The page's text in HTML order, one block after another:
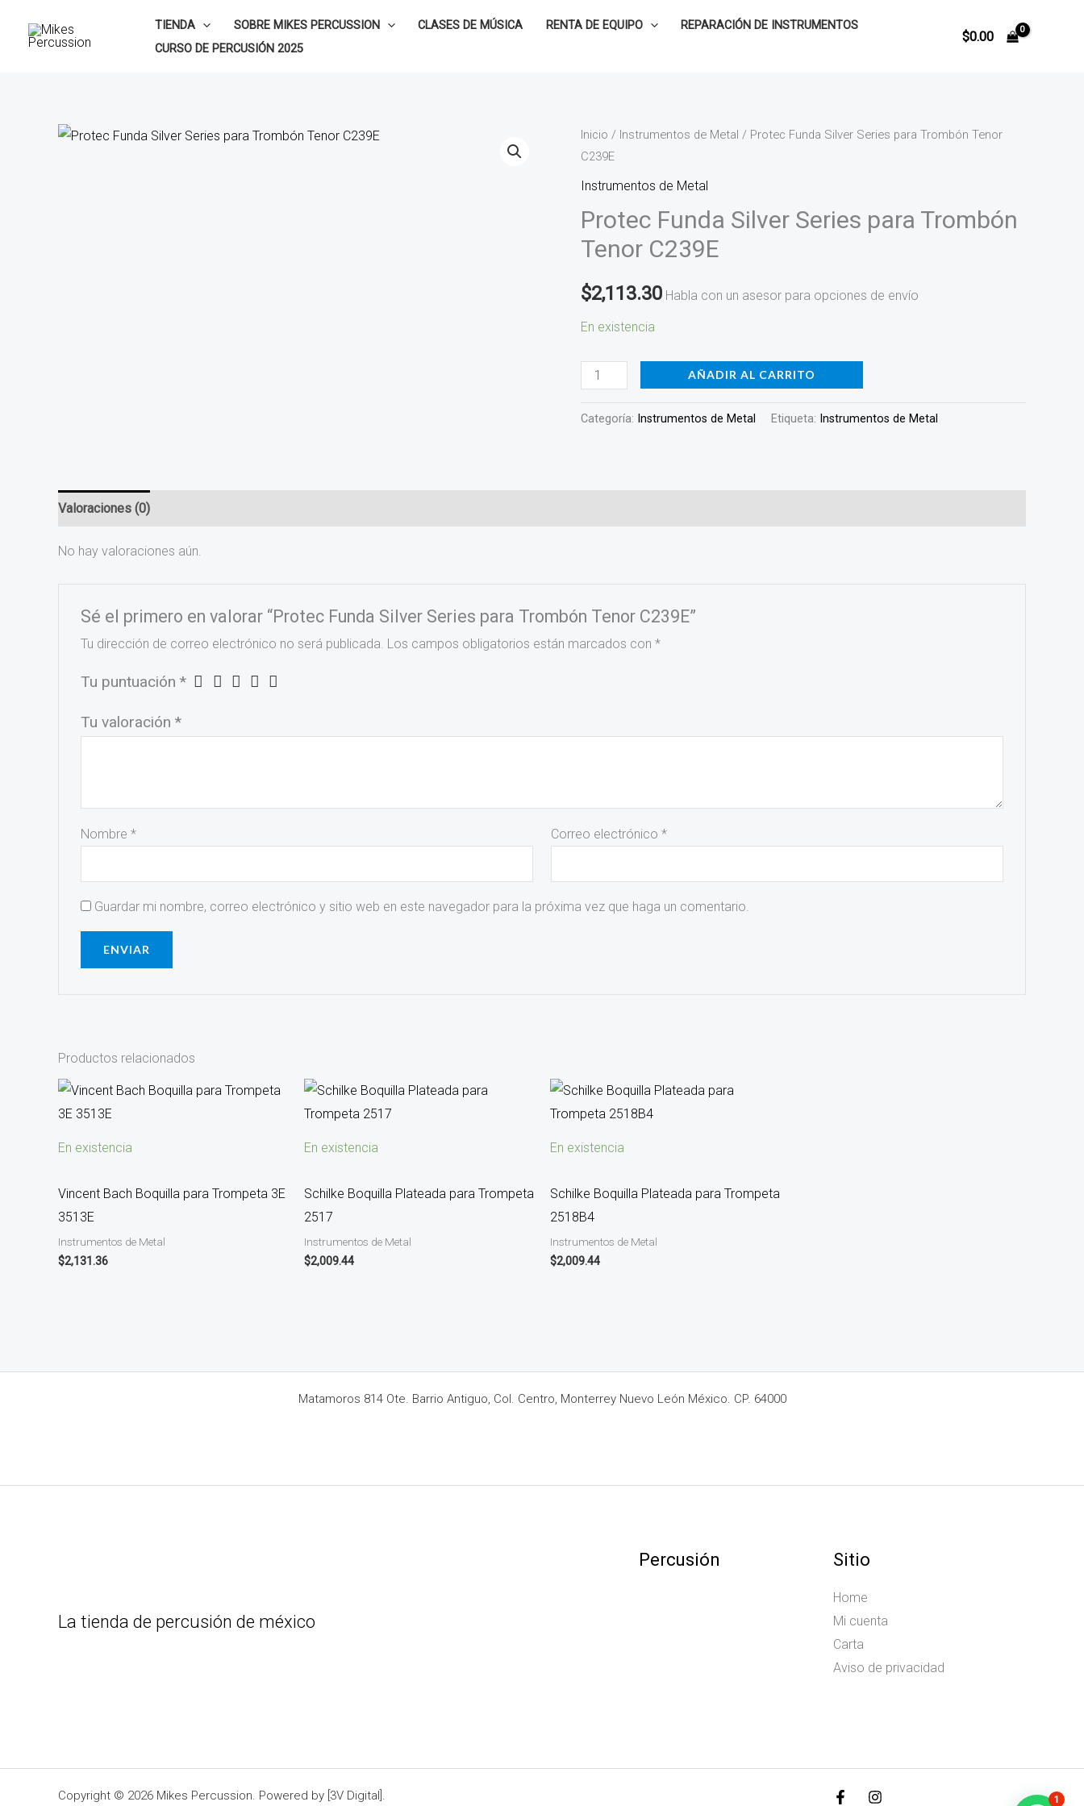
TIENDA SOBRE MIKES PERCUSSION CLASES DE MÚSICA RENTA DE EQUIPO
REPARACIÓN DE INSTRUMENTOS
CURSO DE PERCUSIÓN 2025
$0.00
Inicio / Instrumentos de Metal / Protec Funda Silver Series para Trombón Tenor
C239E
Instrumentos de Metal
Protec Funda Silver Series para Trombón
Tenor C239E
$2,113.30 Habla con un asesor para opciones de envío
En existencia
Protec
Funda
Silver
para
Trombón
C239E
cantidad
AÑADIR AL CARRITO
Categoría: Instrumentos de Metal Etiqueta: Instrumentos de Metal
Valoraciones (0)
No hay valoraciones aún.
Sé el primero en valorar “Protec Funda Silver Series para Trombón Tenor C239E”
Tu dirección de correo electrónico no será publicada. Los campos obligatorios están marcados con *
Tu puntuación *
Tu valoración *
Nombre * Correo electrónico*
Guardar mi nombre, correo electrónico y sitio web en este navegador para la próxima vez que haga un comentario.
Productos relacionados
En existencia
Vincent Bach Boquilla para Trompeta 3E
3513E
Instrumentos de Metal
$2,131.36
En existencia
Schilke Boquilla Plateada para Trompeta
2517
Instrumentos de Metal
$2,009.44
En existencia
Schilke Boquilla Plateada para Trompeta
2518B4
Instrumentos de Metal
$2,009.44
Matamoros 814 Ote. Barrio Antiguo, Col. Centro, Monterrey Nuevo León México. CP. 64000
La tienda de percusión de méxico
Percusión Sitio
Home
Mi cuenta
Carta
Aviso de privacidad
Copyright © 2026 Mikes Percussion. Powered by [3V Digital]. 1